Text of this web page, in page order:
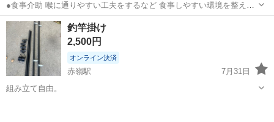
●食事介助 喉に通りやすい工夫をするなど 食事しやすい環境を整える
料理を口まで運ぶ・お箸を持つサポートなど 食事のお手伝い ●排泄介
助 トイレへの誘導 体勢・着替えなどのお手伝い ※利用者様によっ
て、おむつ介助もあります...
沖縄 糸満市 赤嶺駅
釣竿掛け
2,500円
オンライン決済
赤嶺駅
7月31日
組み立て自由。